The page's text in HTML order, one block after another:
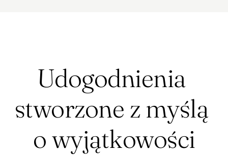
Udogodnienia
stworzone z myślą
o wyjątkowości